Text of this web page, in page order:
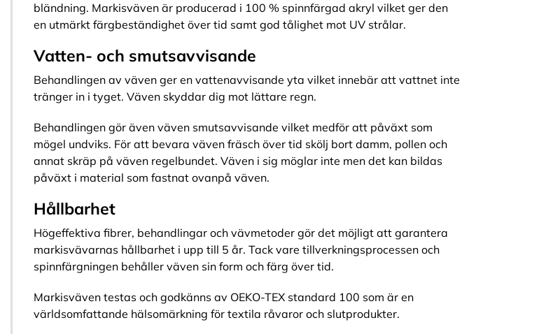
bländning. Markisväven är producerad i 100 % spinnfärgad akryl vilket ger den
en utmärkt färgbeständighet över tid samt god tålighet mot UV strålar.
Vatten- och smutsavvisande
Behandlingen av väven ger en vattenavvisande yta vilket innebär att vattnet inte
tränger in i tyget. Väven skyddar dig mot lättare regn.
Behandlingen gör även väven smutsavvisande vilket medför att påväxt som
mögel undviks. För att bevara väven fräsch över tid skölj bort damm, pollen och
annat skräp på väven regelbundet. Väven i sig möglar inte men det kan bildas
påväxt i material som fastnat ovanpå väven.
Hållbarhet
Högeffektiva fibrer, behandlingar och vävmetoder gör det möjligt att garantera
markisvävarnas hållbarhet i upp till 5 år. Tack vare tillverkningsprocessen och
spinnfärgningen behåller väven sin form och färg över tid.
Markisväven testas och godkänns av OEKO-TEX standard 100 som är en
världsomfattande hälsomärkning för textila råvaror och slutprodukter.